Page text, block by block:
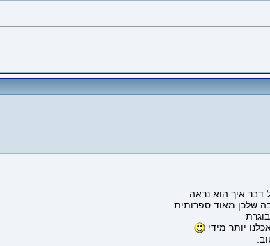
דבר איך הוא נראה
שלכן מאוד ספרותית
יותר מידי